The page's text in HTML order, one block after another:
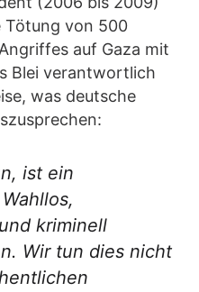
Tötung von 500
auf Gaza mit
Blei verantwortlich
was deutsche
ist ein
kriminell
Wir tun dies nicht